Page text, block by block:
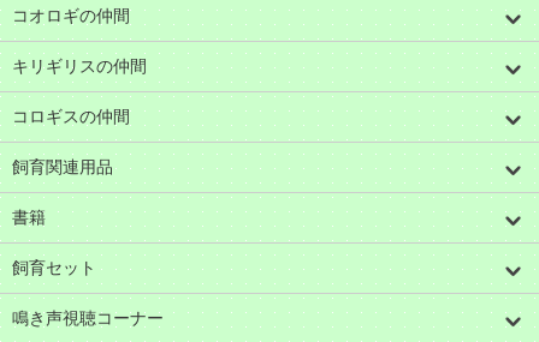
コオロギの仲間
キリギリスの仲間
コロギスの仲間
飼育関連用品
書籍
飼育セット
鳴き声視聴コーナー